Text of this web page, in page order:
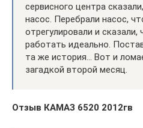
сервисного центра
насос. Перебрали насос,
отрегулировали и
работать идеально.
та же история… Вот и
загадкой второй месяц.
Отзыв КАМАЗ 6520 2012гв